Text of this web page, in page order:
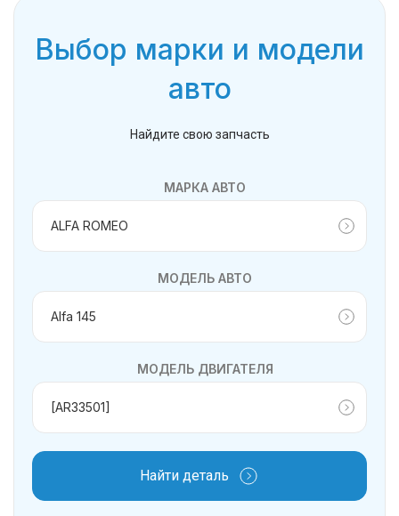
Выбор марки и модели
авто
Найдите свою запчасть
МАРКА АВТО
МОДЕЛЬ АВТО
МОДЕЛЬ ДВИГАТЕЛЯ
Найти деталь